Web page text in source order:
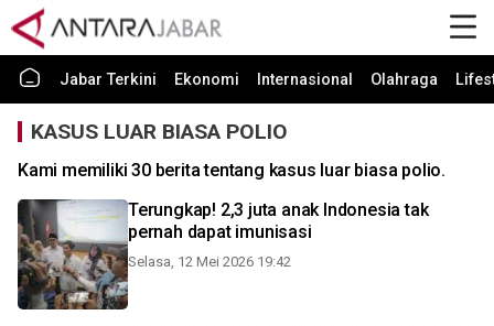
Jabar Terkini Ekonomi Internasional Olahraga
KASUS LUAR BIASA POLIO
Kami memiliki 30 berita tentang kasus luar biasa polio.
Terungkap! 2,3 juta anak Indonesia tak
pernah dapat imunisasi
Selasa, 12 Mei 2026 19:42